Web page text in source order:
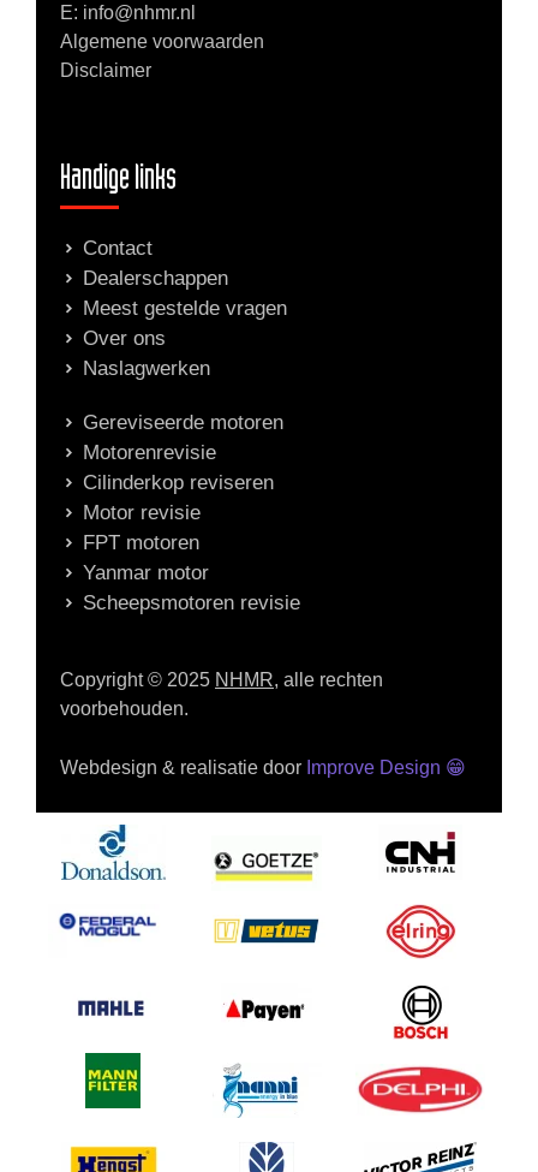
E: info@nhmr.nl
Algemene voorwaarden
Disclaimer
Handige links
Contact
Dealerschappen
Meest gestelde vragen
Over ons
Naslagwerken
Gereviseerde motoren
Motorenrevisie
Cilinderkop reviseren
Motor revisie
FPT motoren
Yanmar motor
Scheepsmotoren revisie
Copyright © 2025 NHMR, alle rechten
voorbehouden.
Webdesign & realisatie door Improve Design 😁